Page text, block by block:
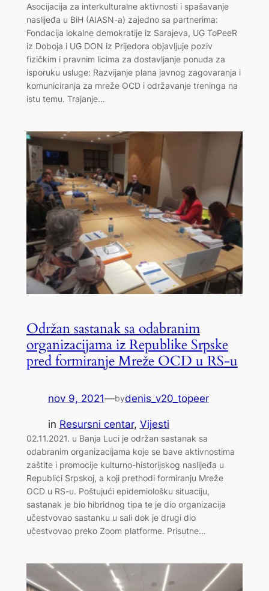
Asocijacija za interkulturalne aktivnosti i spašavanje
naslijeđa u BiH (AIASN-a) zajedno sa partnerima:
Fondacija lokalne demokratije iz Sarajeva, UG ToPeeR
iz Doboja i UG DON iz Prijedora objavljuje poziv
fizičkim i pravnim licima za dostavljanje ponuda za
isporuku usluge: Razvijanje plana javnog zagovaranja i
komuniciranja za mreže OCD i održavanje treninga na
istu temu. Trajanje…
Održan sastanak sa odabranim
organizacijama iz Republike Srpske
pred formiranje Mreže OCD u RS-u
nov 9, 2021—bydenis_v20_topeer
in Resursni centar, Vijesti
02.11.2021. u Banja Luci je održan sastanak sa
odabranim organizacijama koje se bave aktivnostima
zaštite i promocije kulturno-historijskog naslijeđa u
Republici Srpskoj, a koji prethodi formiranju Mreže
OCD u RS-u. Poštujući epidemiološku situaciju,
sastanak je bio hibridnog tipa te je dio organizacija
učestvovao sastanku u sali dok je drugi dio
učestvovao preko Zoom platforme. Prisutne…